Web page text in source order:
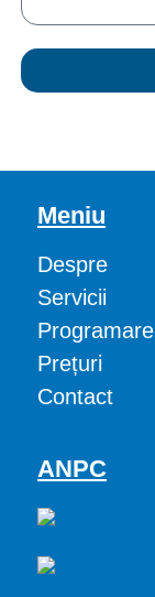
Meniu
Despre
Servicii
Programare
Prețuri
Contact
ANPC